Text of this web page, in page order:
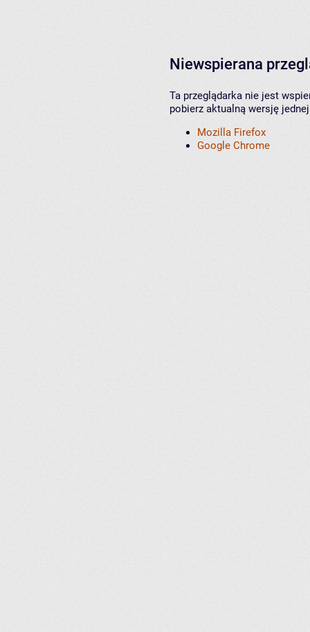
Niewspierana
Ta przeglądarka nie jest
pobierz aktualną wersję
Mozilla Firefox
Google Chrome